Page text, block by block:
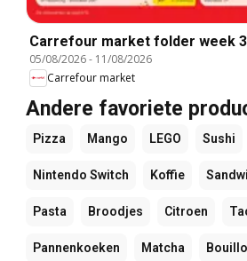
Carrefour market folder week
05/08/2026- 11/08/2026
Carrefour market
Andere favoriete
Pizza Mango LEGO Sushi
Nintendo Switch Koffie
Pasta Broodjes Citroen
Pannenkoeken Matcha